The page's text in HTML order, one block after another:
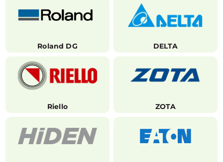
Roland DG DELTA
Riello ZOTA